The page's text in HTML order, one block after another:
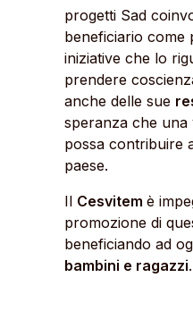
progetti Sad
beneficiario come
iniziative che lo
prendere
anche delle sue
speranza che una
possa contribuire
paese.
Il Cesvitem è
promozione di
beneficiando ad
bambini e ragazzi.